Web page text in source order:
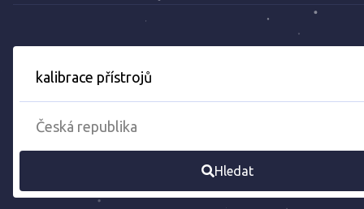
Hledat